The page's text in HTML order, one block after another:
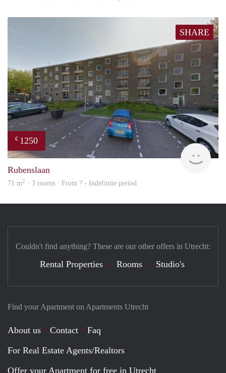
SHARE
€ 1250
Rubenslaan
71 m2 · 3 rooms · From ? - Indefinite period
Find your Apartment on Apartments Utrecht
About us Contact
Faq
For Real Estate Agents/Realtors
Offer your Apartment for free in Utrecht
Couldn't find anything? These are our other offers in Utrecht:
Rental Properties Rooms Studio's